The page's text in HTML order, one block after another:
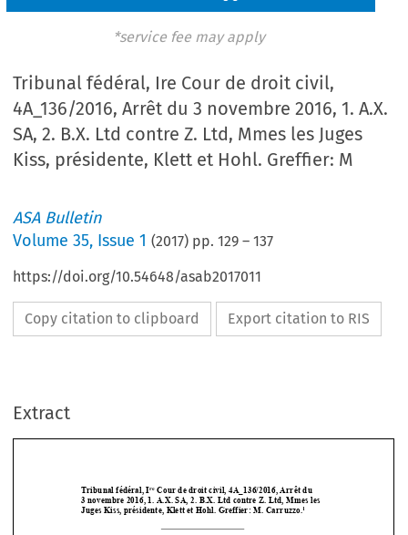
*service fee may apply
Tribunal fédéral, Ire Cour de droit civil,
4A_136/2016, Arrêt du 3 novembre 2016, 1. A.X.
SA, 2. B.X. Ltd contre Z. Ltd, Mmes les Juges
Kiss, présidente, Klett et Hohl. Greffier: M
ASA Bulletin
Volume35, Issue 1 (2017) pp.129 –137
https://doi.org/10.54648/asab2017011
Copy citation to clipboard Export citation to RIS
Extract
 



 
Tribunal fédéral, I Cour de droit civil, 4A_136/2016, Arrêt du
Recours  contre  une  sentence  arbitrale –  Contrat  de  conseil  –  Preuve  de
l’activité du consultant – Violation de règles de compliance (gouvernance) ne
constitue  pas  une  atteinte  à  l’ordre public  –  Interdiction  de  prendre  les